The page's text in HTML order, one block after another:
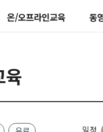
온/오프라인교육 동
육
일정